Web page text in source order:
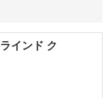
インド ク